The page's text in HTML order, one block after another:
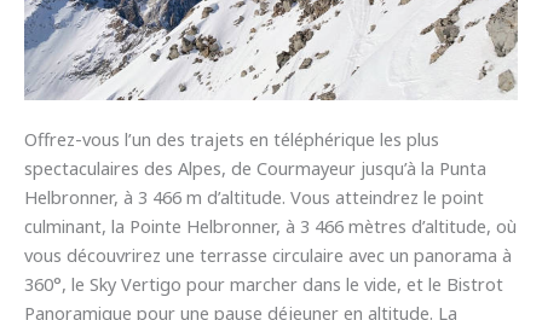
Offrez-vous l’un des trajets en téléphérique les plus
spectaculaires des Alpes, de Courmayeur jusqu’à la Punta
Helbronner, à 3 466 m d’altitude. Vous atteindrez le point
culminant, la Pointe Helbronner, à 3 466 mètres d’altitude, où
vous découvrirez une terrasse circulaire avec un panorama à
360°, le Sky Vertigo pour marcher dans le vide, et le Bistrot
Panoramique pour une pause déjeuner en altitude. La